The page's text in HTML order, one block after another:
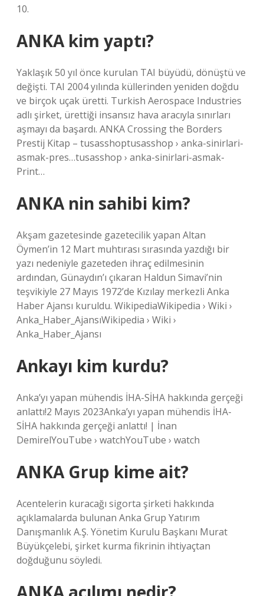
10.
ANKA kim yaptı?
Yaklaşık 50 yıl önce kurulan TAI büyüdü, dönüştü ve
değişti. TAI 2004 yılında küllerinden yeniden doğdu
ve birçok uçak üretti. Turkish Aerospace Industries
adlı şirket, ürettiği insansız hava aracıyla sınırları
aşmayı da başardı. ANKA Crossing the Borders
Prestij Kitap – tusasshoptusasshop › anka-sinirlari-
asmak-pres…tusasshop › anka-sinirlari-asmak-
Print…
ANKA nin sahibi kim?
Akşam gazetesinde gazetecilik yapan Altan
Öymen’in 12 Mart muhtırası sırasında yazdığı bir
yazı nedeniyle gazeteden ihraç edilmesinin
ardından, Günaydın’ı çıkaran Haldun Simavi’nin
teşvikiyle 27 Mayıs 1972’de Kızılay merkezli Anka
Haber Ajansı kuruldu. WikipediaWikipedia › Wiki ›
Anka_Haber_AjansıWikipedia › Wiki ›
Anka_Haber_Ajansı
Ankayı kim kurdu?
Anka’yı yapan mühendis İHA-SİHA hakkında gerçeği
anlattı!2 Mayıs 2023Anka’yı yapan mühendis İHA-
SİHA hakkında gerçeği anlattı! | İnan
DemirelYouTube › watchYouTube › watch
ANKA Grup kime ait?
Acentelerin kuracağı sigorta şirketi hakkında
açıklamalarda bulunan Anka Grup Yatırım
Danışmanlık A.Ş. Yönetim Kurulu Başkanı Murat
Büyükçelebi, şirket kurma fikrinin ihtiyaçtan
doğduğunu söyledi.